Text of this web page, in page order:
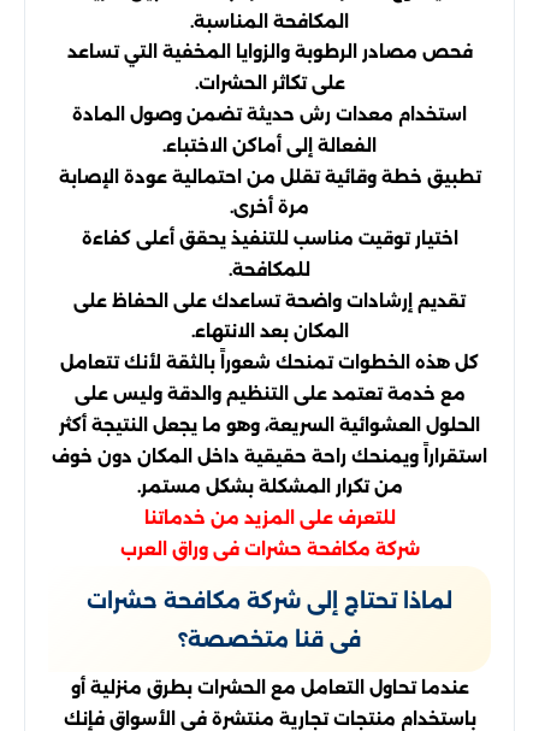
المكافحة المناسبة.
فحص مصادر الرطوبة والزوايا المخفية التي تساعد
على تكاثر الحشرات.
استخدام معدات رش حديثة تضمن وصول المادة
الفعالة إلى أماكن الاختباء.
تطبيق خطة وقائية تقلل من احتمالية عودة الإصابة
مرة أخرى.
اختيار توقيت مناسب للتنفيذ يحقق أعلى كفاءة
للمكافحة.
تقديم إرشادات واضحة تساعدك على الحفاظ على
المكان بعد الانتهاء.
كل هذه الخطوات تمنحك شعوراً بالثقة لأنك تتعامل
مع خدمة تعتمد على التنظيم والدقة وليس على
الحلول العشوائية السريعة، وهو ما يجعل النتيجة أكثر
استقراراً ويمنحك راحة حقيقية داخل المكان دون خوف
من تكرار المشكلة بشكل مستمر.
للتعرف على المزيد من خدماتنا
شركة مكافحة حشرات فى وراق العرب
لماذا تحتاج إلى شركة مكافحة حشرات
فى قنا متخصصة؟
عندما تحاول التعامل مع الحشرات بطرق منزلية أو
باستخدام منتجات تجارية منتشرة في الأسواق فإنك